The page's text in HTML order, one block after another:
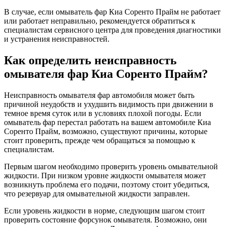
В случае, если омыватель фар Киа Соренто Прайм не работает
или работает неправильно, рекомендуется обратиться к
специалистам сервисного центра для проведения диагностики
и устранения неисправностей.
Как определить неисправность
омывателя фар Киа Соренто Прайм?
Неисправность омывателя фар автомобиля может быть
причиной неудобств и ухудшить видимость при движении в
темное время суток или в условиях плохой погоды. Если
омыватель фар перестал работать на вашем автомобиле Киа
Соренто Прайм, возможно, существуют причины, которые
стоит проверить, прежде чем обращаться за помощью к
специалистам.
Первым шагом необходимо проверить уровень омывательной
жидкости. При низком уровне жидкости омывателя может
возникнуть проблема его подачи, поэтому стоит убедиться,
что резервуар для омывательной жидкости заправлен.
Если уровень жидкости в норме, следующим шагом стоит
проверить состояние форсунок омывателя. Возможно, они